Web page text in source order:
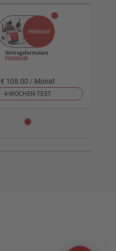
€ 108.00 / Monat
4-WOCHEN-TEST